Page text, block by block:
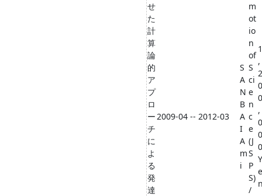
せ
た
計
算
論
的
ア
プ
ロ
ー
チ
に
よ
る
発
達
2009-04 -- 2012-03
S
A
N
B
A
I
A
m
i
m
ot
io
n
of
S
ci
e
n
c
e
(J
S
P
S)
/
1
,
2
0
0
,
0
0
0
Y
e